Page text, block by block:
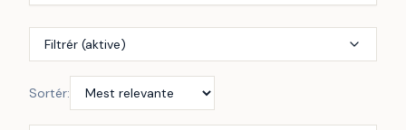
Filtrér (aktive)
Sortér: